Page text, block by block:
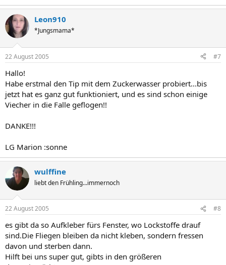
Leon910
*Jungsmama*
22 August 2005 #7
Hallo!
Habe erstmal den Tip mit dem Zuckerwasser probiert...bis
jetzt hat es ganz gut funktioniert, und es sind schon einige
Viecher in die Falle geflogen!!
DANKE!!!
LG Marion :sonne
wulffine
liebt den Frühling...immernoch
22 August 2005 #8
es gibt da so Aufkleber fürs Fenster, wo Lockstoffe drauf
sind.Die Fliegen bleiben da nicht kleben, sondern fressen
davon und sterben dann.
Hilft bei uns super gut, gibts in den größeren